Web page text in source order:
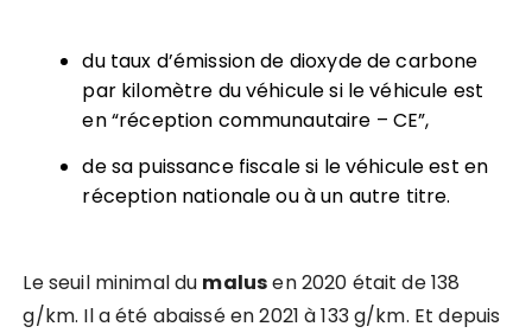
du taux d’émission de dioxyde de carbone
par kilomètre du véhicule si le véhicule est
en “réception communautaire – CE”,
de sa puissance fiscale si le véhicule est en
réception nationale ou à un autre titre.
Le seuil minimal du malusen 2020 était de 138
g/km. Il a été abaissé en 2021 à 133 g/km. Et depuis